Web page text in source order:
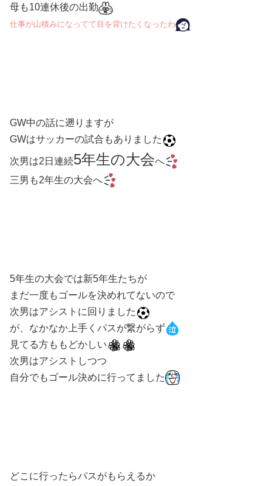
母も10連休後の出勤
仕事が山積みになってて目を背けたくなったわ
GW中の話に遡りますが
GWはサッカーの試合もありました
次男は2日連続5年生の大会へ
三男も2年生の大会へ
5年生の大会では新5年生たちが
まだ一度もゴールを決めれてないので
次男はアシストに回りました
が、なかなか上手くパスが繋がらず
見てる方ももどかしい
次男はアシストしつつ
自分でもゴール決めに行ってました
どこに行ったらパスがもらえるか